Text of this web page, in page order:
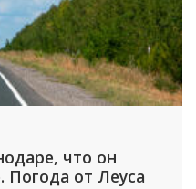
что он
Погода от Леуса